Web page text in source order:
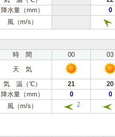
降水量（mm）
0
風（m/s）
時 間
00 03
天 気
気 温（℃）
21 20
降水量（mm）
0 0
風（m/s）
2